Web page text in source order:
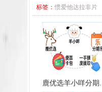
标签： 惯爱他达拉非片
鹿优选羊小咩分期